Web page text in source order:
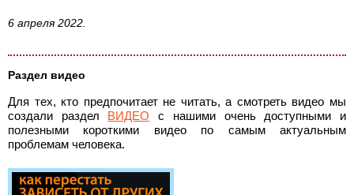
6 апреля 2022.
Раздел видео
Для тех, кто предпочитает не читать, а смотреть видео мы
создали раздел ВИДЕО с нашими очень доступными и
полезными короткими видео по самым актуальным
проблемам человека.